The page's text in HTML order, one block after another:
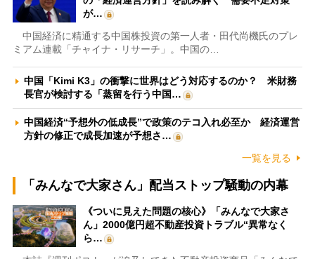
が…
中国経済に精通する中国株投資の第一人者・田代尚機氏のプレ
ミアム連載「チャイナ・リサーチ」。中国の…
中国「Kimi K3」の衝撃に世界はどう対応するのか？ 米財務
長官が検討する「蒸留を行う中国…
中国経済“予想外の低成長”で政策のテコ入れ必至か 経済運営
方針の修正で成長加速が予想さ…
一覧を見る
「みんなで大家さん」配当ストップ騒動の内幕
《ついに見えた問題の核心》「みんなで大家さ
ん」2000億円超不動産投資トラブル“異常なく
ら…